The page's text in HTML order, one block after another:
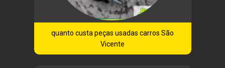
quanto custa peças usadas carros São
Vicente